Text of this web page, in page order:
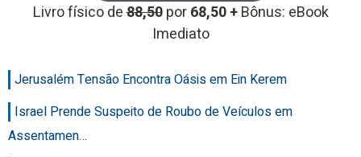
Livro físico de88,50 por68,50 +Bônus: eBook
Imediato
Jerusalém Tensão Encontra Oásis em Ein Kerem
Israel Prende Suspeito de Roubo de Veículos em
Assentamen…